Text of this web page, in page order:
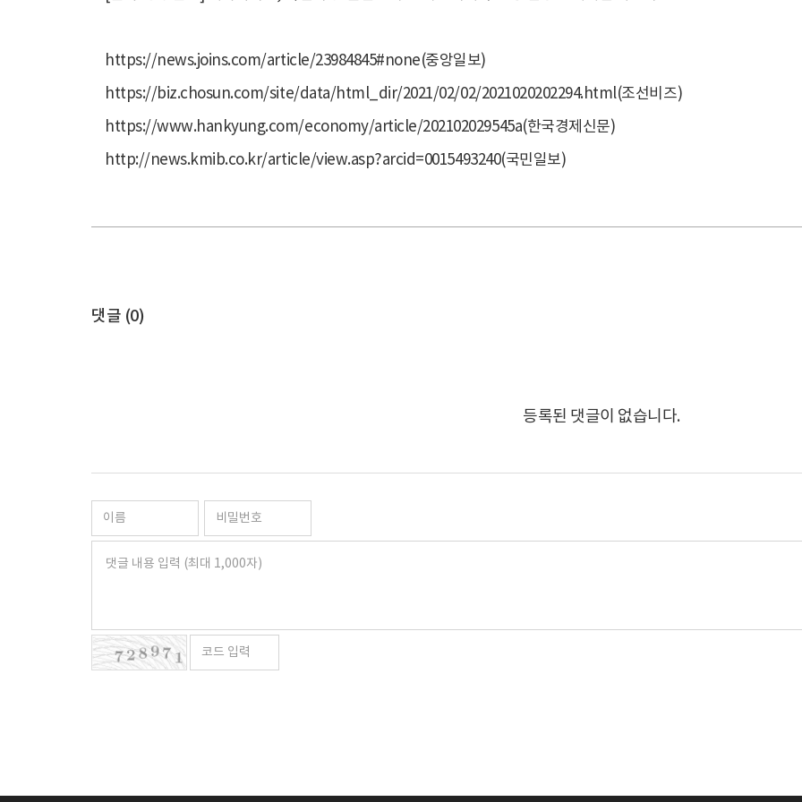
https://news.joins.com/article/23984845#none(중앙일보)
https://biz.chosun.com/site/data/html_dir/2021/02/02/2021020202294.html(조선비즈)
https://www.hankyung.com/economy/article/202102029545a(한국경제신문)
http://news.kmib.co.kr/article/view.asp?arcid=0015493240(국민일보)
댓글 (0)
등록된 댓글이 없습니다.